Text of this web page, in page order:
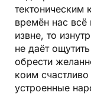
тектоническим
времён нас всё
извне, то
не даёт
обрести
коим
устроенные